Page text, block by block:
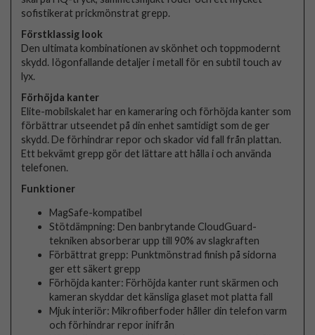
sofistikerat prickmönstrat grepp.
Förstklassig look
Den ultimata kombinationen av skönhet och toppmodernt
skydd. Iögonfallande detaljer i metall för en subtil touch av
lyx.
Förhöjda kanter
Elite-mobilskalet har en kameraring och förhöjda kanter som
förbättrar utseendet på din enhet samtidigt som de ger
skydd. De förhindrar repor och skador vid fall från plattan.
Ett bekvämt grepp gör det lättare att hålla i och använda
telefonen.
Funktioner
MagSafe-kompatibel
Stötdämpning: Den banbrytande CloudGuard-
tekniken absorberar upp till 90% av slagkraften
Förbättrat grepp: Punktmönstrad finish på sidorna
ger ett säkert grepp
Förhöjda kanter: Förhöjda kanter runt skärmen och
kameran skyddar det känsliga glaset mot platta fall
Mjuk interiör: Mikrofiberfoder håller din telefon varm
och förhindrar repor inifrån